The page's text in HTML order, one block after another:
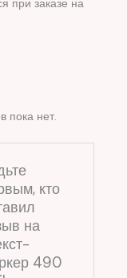
при заказе на
пока нет.
кто
на
490